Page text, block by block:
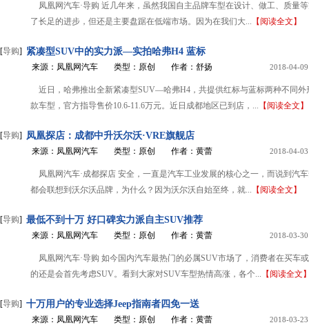
凤凰网汽车·导购 近几年来，虽然我国自主品牌车型在设计、做工、质量
了长足的进步，但还是主要盘踞在低端市场。因为在我们大... 【阅读全文】
[导购] 紧凑型SUV中的实力派—实拍哈弗H4 蓝标
来源：凤凰网汽车 类型：原创 作者：舒扬 2018-04-09
近日，哈弗推出全新紧凑型SUV—哈弗H4，共提供红标与蓝标两种不同外
款车型，官方指导售价10.6-11.6万元。近日成都地区已到店，... 【阅读全文】
[导购] 凤凰探店：成都中升沃尔沃·VRE旗舰店
来源：凤凰网汽车 类型：原创 作者：黄蕾 2018-04-03
凤凰网汽车·成都探店 安全，一直是汽车工业发展的核心之一，而说到汽
都会联想到沃尔沃品牌，为什么？因为沃尔沃自始至终，就... 【阅读全文】
[导购] 最低不到十万 好口碑实力派自主SUV推荐
来源：凤凰网汽车 类型：原创 作者：黄蕾 2018-03-30
凤凰网汽车·导购 如今国内汽车最热门的必属SUV市场了，消费者在买车
的还是会首先考虑SUV。看到大家对SUV车型热情高涨，各个... 【阅读全文
[导购] 十万用户的专业选择Jeep指南者四免一送
来源：凤凰网汽车 类型：原创 作者：黄蕾 2018-03-23